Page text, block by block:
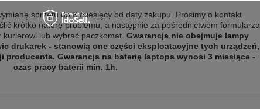
sprzętu do 6 miesięcy od daty zakupu. Prosimy o kontakt
krótko naturę problemu, a następnie za pośrednictwem formularza
kurierowi lub wybrać paczkomat. Gwarancja nie obejmuje lampy
drukarek - stanowią one części eksploatacyjne tych urządzeń,
producenta. Gwarancja na baterię laptopa wynosi 3 miesiące -
czas pracy baterii min. 1h.